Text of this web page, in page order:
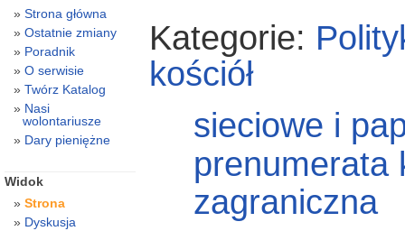
Kategorie:
kościół
sieciowe i
prenumerata
zagraniczna
Strona główna
Ostatnie zmiany
Poradnik
O serwisie
Twórz Katalog
Nasi
wolontariusze
Dary pieniężne
Widok
Strona
Dyskusja